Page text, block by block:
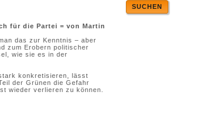
für die Partei = von Martin
das zur Kenntnis – aber
zum Erobern politischer
wie sie es in der
konkretisieren, lässt
der Grünen die Gefahr
wieder verlieren zu können.
SUCHEN